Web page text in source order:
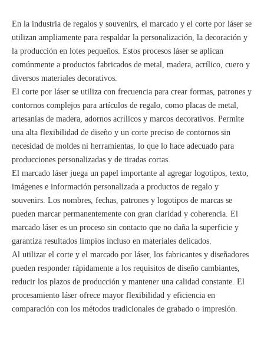
En la industria de regalos y souvenirs, el marcado y el corte por láser se
utilizan ampliamente para respaldar la personalización, la decoración y
la producción en lotes pequeños. Estos procesos láser se aplican
comúnmente a productos fabricados de metal, madera, acrílico, cuero y
diversos materiales decorativos.
El corte por láser se utiliza con frecuencia para crear formas, patrones y
contornos complejos para artículos de regalo, como placas de metal,
artesanías de madera, adornos acrílicos y marcos decorativos. Permite
una alta flexibilidad de diseño y un corte preciso de contornos sin
necesidad de moldes ni herramientas, lo que lo hace adecuado para
producciones personalizadas y de tiradas cortas.
El marcado láser juega un papel importante al agregar logotipos, texto,
imágenes e información personalizada a productos de regalo y
souvenirs. Los nombres, fechas, patrones y logotipos de marcas se
pueden marcar permanentemente con gran claridad y coherencia. El
marcado láser es un proceso sin contacto que no daña la superficie y
garantiza resultados limpios incluso en materiales delicados.
Al utilizar el corte y el marcado por láser, los fabricantes y diseñadores
pueden responder rápidamente a los requisitos de diseño cambiantes,
reducir los plazos de producción y mantener una calidad constante. El
procesamiento láser ofrece mayor flexibilidad y eficiencia en
comparación con los métodos tradicionales de grabado o impresión.